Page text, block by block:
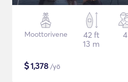
Moottorivene
42 ft
13 m
4
$1,378 /yö